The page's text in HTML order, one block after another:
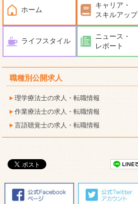
ホーム
キャリア・
スキルアップ
ライフスタイル
ニュース・
レポート
職種別公開求人
理学療法士の求人・転職情報
作業療法士の求人・転職情報
言語聴覚士の求人・転職情報